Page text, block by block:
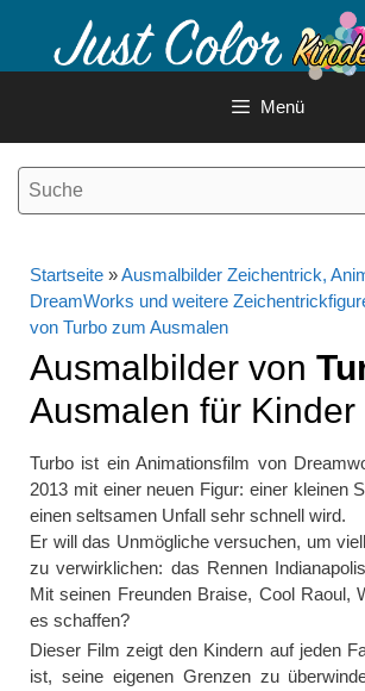
Inhalt
Menü
Startseite »Ausmalbilder Zeichentrick,
DreamWorks und weitere
von Turbo zum Ausmalen
Ausmalbilder von
Ausmalen für Kinder
Turbo ist ein Animationsfilm von
2013 mit einer neuen Figur: einer kleinen
einen seltsamen Unfall sehr schnell wird.
Er will das Unmögliche versuchen, um
zu verwirklichen: das Rennen
Mit seinen Freunden Braise, Cool Raoul,
es schaffen?
Dieser Film zeigt den Kindern auf jeden
ist, seine eigenen Grenzen zu